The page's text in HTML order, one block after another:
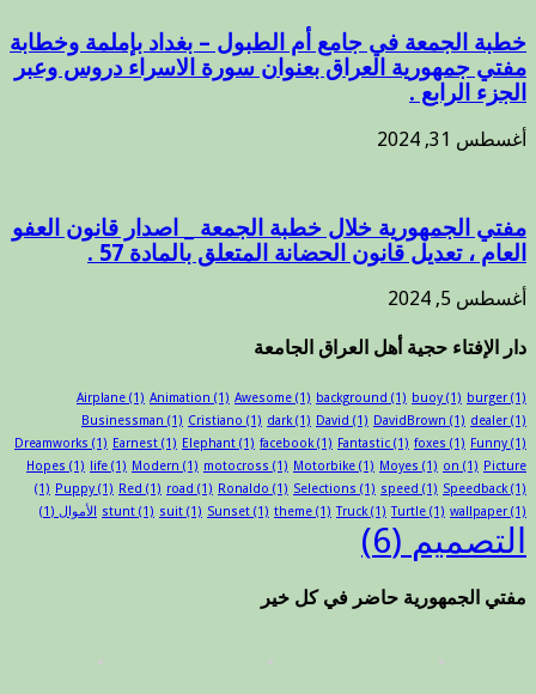
خطبة الجمعة في جامع أم الطبول – بغداد بإملمة وخطابة
مفتي جمهورية العراق بعنوان سورة الاسراء دروس وعبر
الجزء الرابع .
أغسطس 31, 2024
مفتي الجمهورية خلال خطبة الجمعة _ اصدار قانون العفو
العام ، تعديل قانون الحضانة المتعلق بالمادة 57 .
أغسطس 5, 2024
دار الإفتاء حجية أهل العراق الجامعة
Airplane (1) Animation (1) Awesome (1) background (1) buoy (1) burger (1)
Businessman (1) Cristiano (1) dark(1) David (1) DavidBrown (1) dealer (1)
Dreamworks (1) Earnest (1) Elephant (1) facebook(1) Fantastic (1) foxes (1) Funny (1)
Hopes (1) life (1) Modern (1) motocross (1) Motorbike (1) Moyes (1) on (1) Picture
(1) Puppy (1) Red (1) road (1) Ronaldo (1) Selections (1) speed (1) Speedback(1)
stunt (1) suit (1) Sunset (1) theme (1) Truck(1) Turtle (1) wallpaper (1) الأموال (1)
التصميم (6)
مفتي الجمهورية حاضر في كل خير